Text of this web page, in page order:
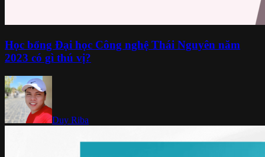
Học bổng Đại học Công nghệ Thái Nguyên năm
2023 có gì thú vị?
Duy Riba